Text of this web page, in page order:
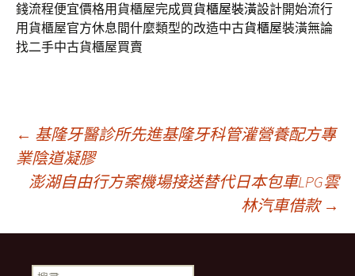
錢流程便宜價格用貨櫃屋完成買貨櫃屋裝潢設計開始流行
用貨櫃屋官方休息間什麼類型的改造中古貨櫃屋裝潢無論
找二手中古貨櫃屋買賣
文
章
導
← 基隆牙醫診所先進基隆牙科管灌營養配方專
業陰道凝膠
澎湖自由行方案機場接送替代日本包車LPG雲
林汽車借款 →
搜